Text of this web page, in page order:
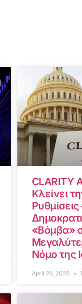
CLARITY
Κλείνει
Ρυθμίσεις
«Βόμβα»
Νόμο της
April 28, 2026